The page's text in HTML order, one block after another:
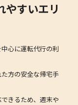
やすいエリ
心に運転代行の利
方の安全な帰宅手
きるため、週末や